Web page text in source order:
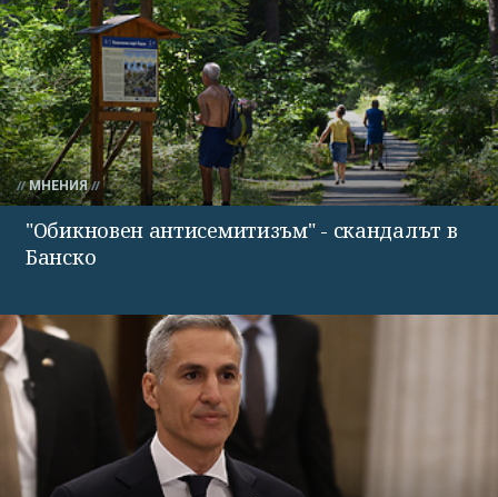
МНЕНИЯ
"Обикновен антисемитизъм" - скандалът в
Банско